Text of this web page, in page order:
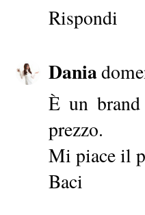
Rispondi
Dania
È un
prezzo.
Mi piace il
Baci